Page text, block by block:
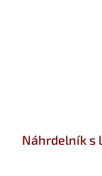
Náhrdelník s